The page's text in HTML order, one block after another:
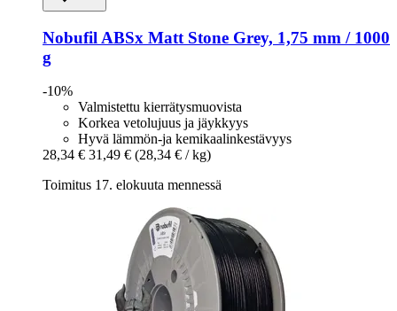
Nobufil ABSx Matt Stone Grey, 1,75 mm / 1000
g
-10%
Valmistettu kierrätysmuovista
Korkea vetolujuus ja jäykkyys
Hyvä lämmön-ja kemikaalinkestävyys
28,34 € 31,49 € (28,34 € / kg)
Toimitus 17. elokuuta mennessä